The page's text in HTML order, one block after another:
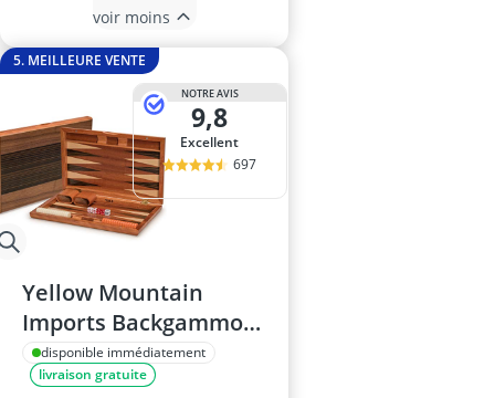
voir moins
5. MEILLEURE VENTE
NOTRE AVIS
9,8
Excellent
697
Yellow Mountain
Imports Backgammon
Incrusté Pasadena
38,5cm
disponible immédiatement
livraison gratuite